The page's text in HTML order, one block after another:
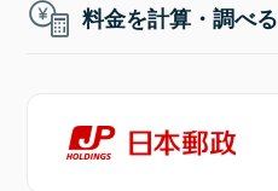
料金を計算・調べる